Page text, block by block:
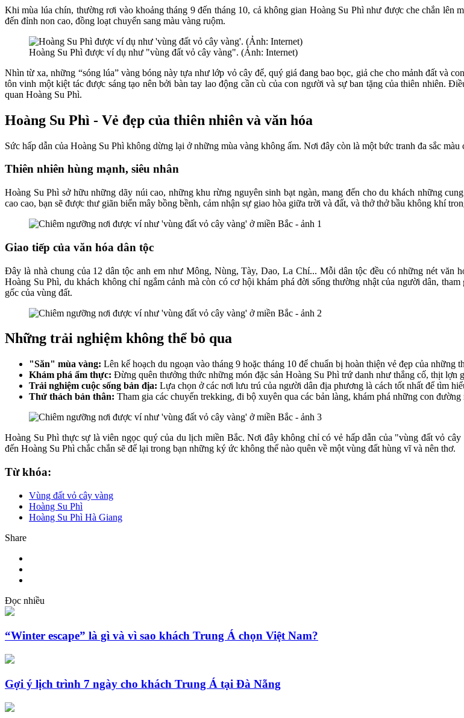
Khi mùa lúa chín, thường rơi vào khoảng tháng 9 đến tháng 10, cả không gian Hoàng Su Phì như được che chắn lên
đến đỉnh non cao, đồng loạt chuyển sang màu vàng ruộm.
Hoàng Su Phì được ví dụ như "vùng đất vỏ cây vàng". (Ảnh: Internet)
Nhìn từ xa, những “sóng lúa” vàng bóng này tựa như lớp vỏ cây để, quý giá đang bao bọc, giả che cho mảnh đất và
tôn vinh một kiệt tác được sáng tạo nên bởi bàn tay lao động cần cù của con người và sự ban tặng của thiên nhiên.
quan Hoàng Su Phì.
Hoàng Su Phì - Vẻ đẹp của thiên nhiên và văn hóa
Sức hấp dẫn của Hoàng Su Phì không dừng lại ở những mùa vàng không ấm. Nơi đây còn là một bức tranh đa sắc màu
Thiên nhiên hùng mạnh, siêu nhân
Hoàng Su Phì sở hữu những dãy núi cao, những khu rừng nguyên sinh bạt ngàn, mang đến cho du khách những
cao cao, bạn sẽ được thư giãn biển mây bồng bềnh, cảm nhận sự giao hòa giữa trời và đất, và thở thở bầu không khí
Giao tiếp của văn hóa dân tộc
Đây là nhà chung của 12 dân tộc anh em như Mông, Nùng, Tày, Dao, La Chí... Mỗi dân tộc đều có những nét văn
Hoàng Su Phì, du khách không chỉ ngắm cảnh mà còn có cơ hội khám phá đời sống thường nhật của người dân,
gốc của vùng đất.
Những trải nghiệm không thể bỏ qua
"Săn" mùa vàng: Lên kế hoạch du ngoạn vào tháng 9 hoặc tháng 10 để chuẩn bị hoàn thiện vẻ đẹp của những
Khám phá ẩm thực: Đừng quên thưởng thức những món đặc sản Hoàng Su Phì trứ danh như thắng cố, thịt lợn
Trải nghiệm cuộc sống bản địa: Lựa chọn ở các nơi lưu trú của người dân địa phương là cách tốt nhất để tìm
Thử thách bản thân: Tham gia các chuyến trekking, đi bộ xuyên qua các bản làng, khám phá những con
Hoàng Su Phì thực sự là viên ngọc quý của du lịch miền Bắc. Nơi đây không chỉ có vẻ hấp dẫn của "vùng đất vỏ
đến Hoàng Su Phì chắc chắn sẽ để lại trong bạn những ký ức không thể nào quên về một vùng đất hùng vĩ và nên thơ.
Từ khóa:
Vùng đất vỏ cây vàng
Hoàng Su Phì
Hoàng Su Phì Hà Giang
Share
Đọc nhiều
“Winter escape” là gì và vì sao khách Trung Á chọn Việt Nam?
Gợi ý lịch trình 7 ngày cho khách Trung Á tại Đà Nẵng